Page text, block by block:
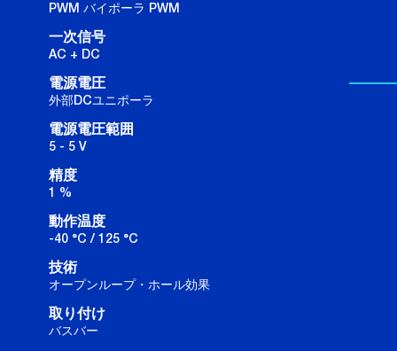
PWM バイポーラ PWM
一次信号
AC + DC
電源電圧
外部DCユニポーラ
電源電圧範囲
5 - 5 V
精度
1 %
動作温度
-40 °C / 125 °C
技術
オープンループ・ホール効果
取り付け
バスバー